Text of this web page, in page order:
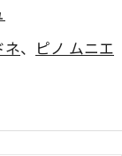
ネ、 ピノ ムニエ